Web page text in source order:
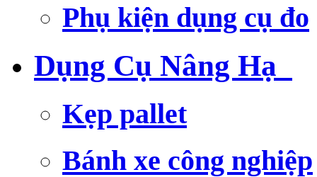
Phụ kiện dụng cụ đo
Dụng Cụ Nâng Hạ
Kẹp pallet
Bánh xe công nghiệp